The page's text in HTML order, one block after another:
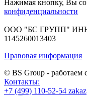
Нажимая кнопку, Вы
конфиденциальности
ООО "БС ГРУПП" ИНН
1145260013403
Правовая информация
© BS Group - работаем
Контакты:
+7 (499) 110-52-54